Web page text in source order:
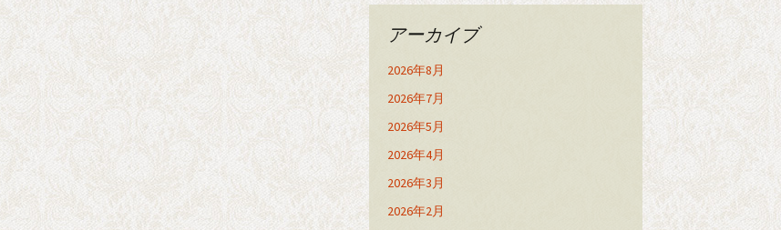
アーカイブ
2026年8月
2026年7月
2026年5月
2026年4月
2026年3月
2026年2月